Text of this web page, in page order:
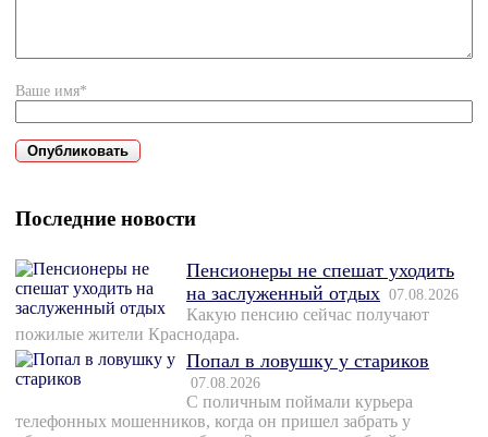
Ваше имя*
Последние новости
Пенсионеры не спешат уходить
на заслуженный отдых 07.08.2026
Какую пенсию сейчас получают
пожилые жители Краснодара.
Попал в ловушку у стариков
07.08.2026
С поличным поймали курьера
телефонных мошенников, когда он пришел забрать у